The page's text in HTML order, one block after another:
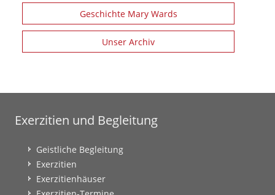
Geschichte Mary Wards
Unser Archiv
Exerzitien und Begleitung
Geistliche Begleitung
Exerzitien
Exerzitienhäuser